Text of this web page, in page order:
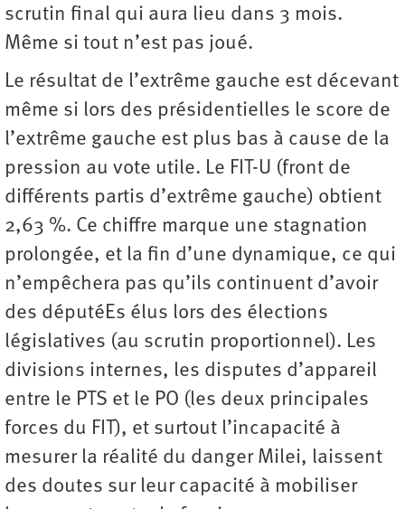
scrutin final qui aura lieu dans 3 mois.
Même si tout n’est pas joué.
Le résultat de l’extrême gauche est décevant
même si lors des présidentielles le score de
l’extrême gauche est plus bas à cause de la
pression au vote utile. Le FIT-U (front de
différents partis d’extrême gauche) obtient
2,63 %. Ce chiffre marque une stagnation
prolongée, et la fin d’une dynamique, ce qui
n’empêchera pas qu’ils continuent d’avoir
des députéEs élus lors des élections
législatives (au scrutin proportionnel). Les
divisions internes, les disputes d’appareil
entre le PTS et le PO (les deux principales
forces du FIT), et surtout l’incapacité à
mesurer la réalité du danger Milei, laissent
des doutes sur leur capacité à mobiliser